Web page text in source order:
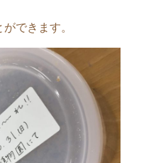
できます。